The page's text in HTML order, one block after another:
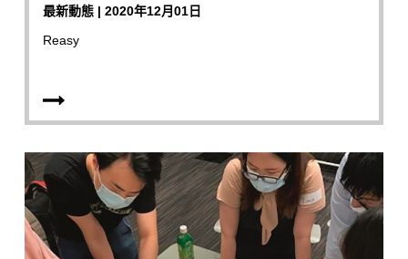
最新動態 | 2020年12月01日
Reasy